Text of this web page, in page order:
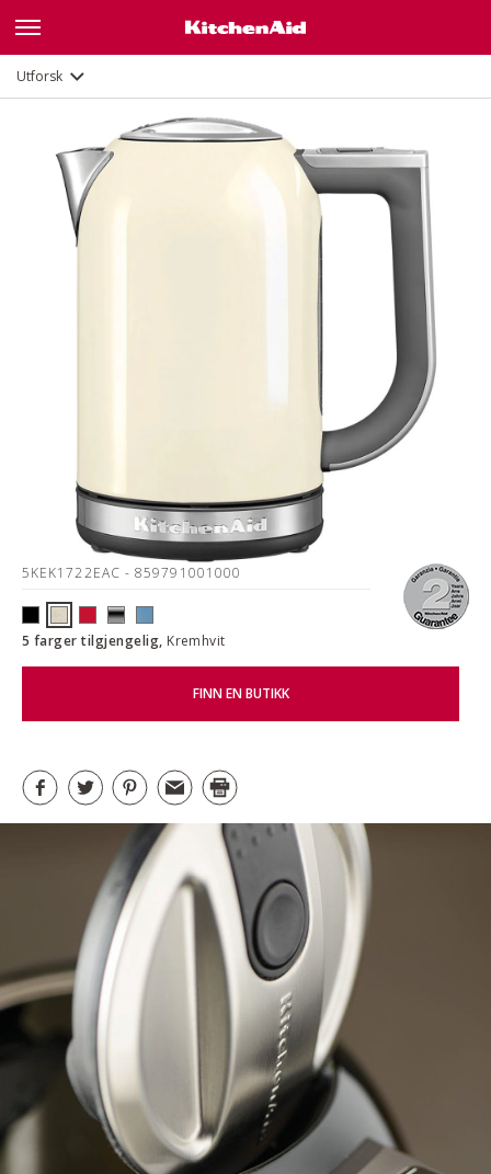
Utforsk
5KEK1722EAC - 859791001000
5 farger tilgjengelig, Kremhvit
FINN EN BUTIKK